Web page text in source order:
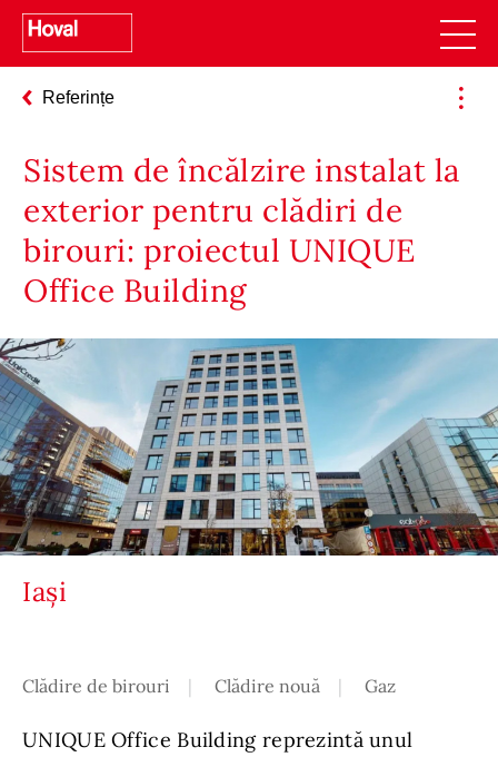
Referințe
Sistem de încălzire instalat la
exterior pentru clădiri de
birouri: proiectul UNIQUE
Office Building
Iași
Clădire de birouri Clădire nouă Gaz
UNIQUE Office Building reprezintă unul